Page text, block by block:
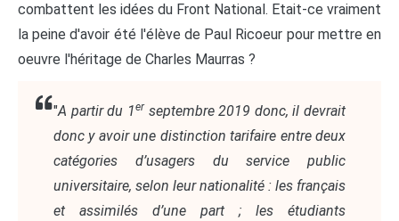
combattent les idées du Front National. Etait-ce vraiment
la peine d'avoir été l'élève de Paul Ricoeur pour mettre en
oeuvre l'héritage de Charles Maurras ?
"A partir du 1erseptembre 2019 donc, il devrait
donc y avoir une distinction tarifaire entre deux
catégories d’usagers du service public
universitaire, selon leur nationalité : les français
et assimilés d’une part ; les étudiants